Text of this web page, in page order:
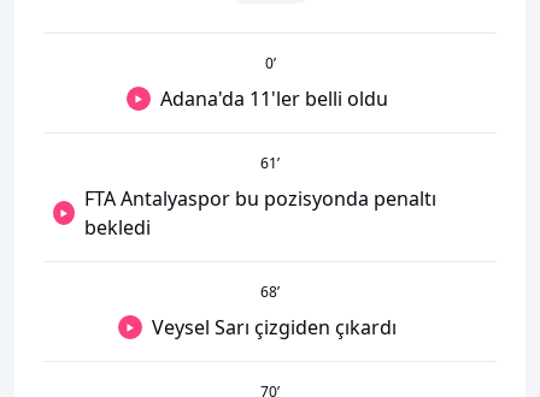
0’
Adana'da 11'ler belli oldu
61’
FTA Antalyaspor bu pozisyonda penaltı
bekledi
68’
Veysel Sarı çizgiden çıkardı
70’